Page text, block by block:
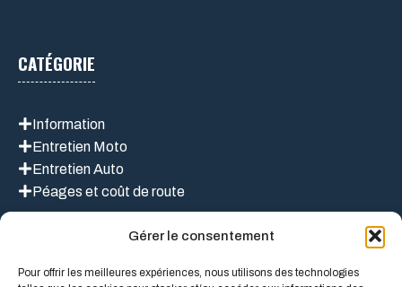
Gérer le consentement
Pour offrir les meilleures expériences, nous utilisons des technologies
CATÉGORIE
Information
Entretien Moto
Entretien Auto
Péages et coût de route
LIEN UTILES